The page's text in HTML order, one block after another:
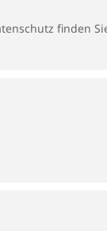
finden